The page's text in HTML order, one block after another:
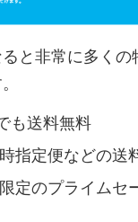
と非常に多くの
も送料無料
指定便などの送
定のプライムセ